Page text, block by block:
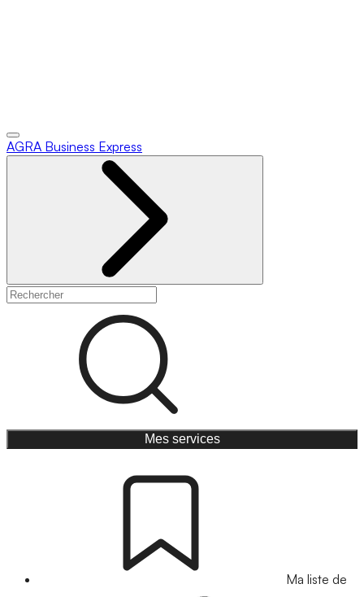
AGRA Business Express
Mes services
Ma liste de